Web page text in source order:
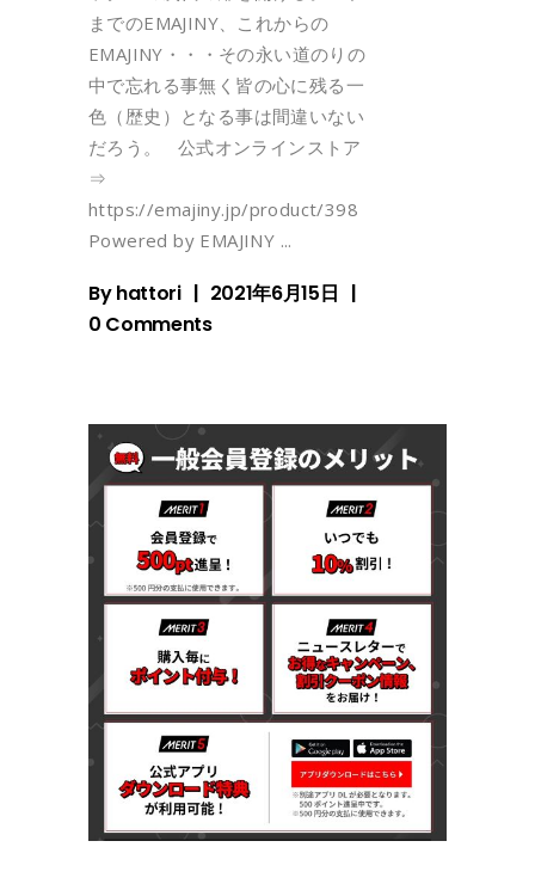
までのEMAJINY、これからの
EMAJINY・・・その永い道のりの
中で忘れる事無く皆の心に残る一
色（歴史）となる事は間違いない
だろう。 公式オンラインストア
⇒
https://emajiny.jp/product/398
Powered by EMAJINY
Byhattori
2021年6月15日
0 Comments